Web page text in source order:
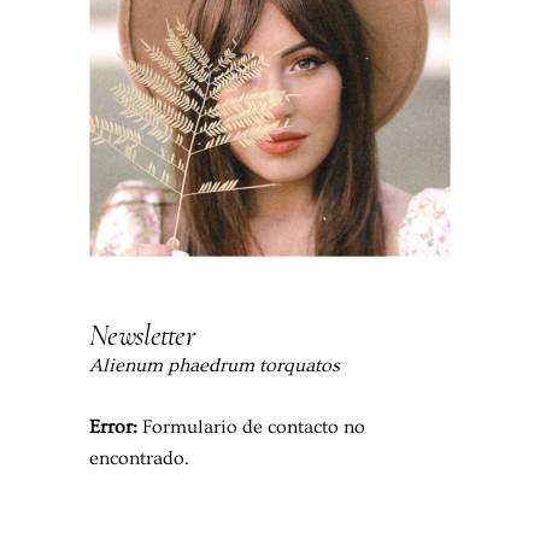
Newsletter
Alienum phaedrum torquatos
Error: Formulario de contacto no
encontrado.